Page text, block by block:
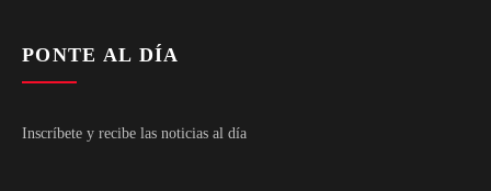
PONTE AL DÍA
Inscríbete y recibe las noticias al día